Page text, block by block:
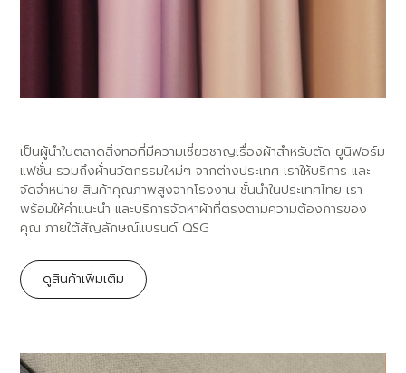
เป็นผู้นำในตลาดสิ่งทอที่มีความเชี่ยวชาญเรื่องผ้าสำหรับตัด ยูนิฟอร์ม
แฟชั่น รวมถึงผ้่านวัตกรรมใหม่ๆ จากต่างประเทศ เราให้บริการ และ
จัดจำหน่าย สินค้าคุณภาพสูงจากโรงงาน ชั้นนำในประเทศไทย เรา
พร้อมให้คำแนะนำ และบริการจัดหาผ้าที่ตรงตามความต้องการของ
คุณ ภายใต้สัญลักษณ์แบรนด์ QSG
ดูสินค้าเพิ่มเติม